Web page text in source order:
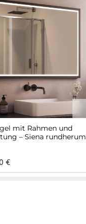
mit Rahmen und
– Siena rundherum
€